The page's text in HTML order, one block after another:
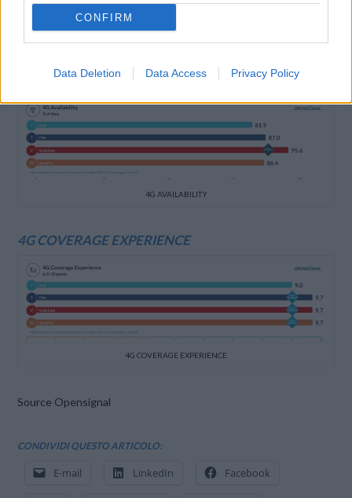
CONFIRM
Data Deletion Data Access Privacy Policy
UPLOAD SPEED EXPERIENCE
4G AVAILABILITY
4G AVAILABILITY
4G COVERAGE EXPERIENCE
4G COVERAGE EXPERIENCE
Source Opensignal
CONDIVIDI QUESTO ARTICOLO:
E-mail LinkedIn Facebook